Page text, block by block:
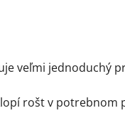
veľmi jednoduchý
rošt v potrebnom